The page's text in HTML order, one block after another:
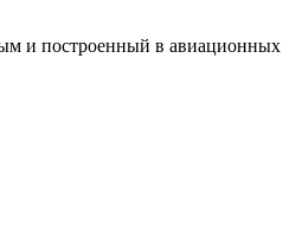
и построенный в авиационных